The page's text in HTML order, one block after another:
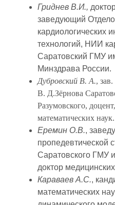
Гриднев В.И.,
заведующий
кардиологических
технологий, НИИ
Саратовский ГМУ
Минздрава
Дубровский В. А.,
В. Д.Зёрнова
Разумовского,
математических наук.
Еремин О.В.,
пропедевтической
Саратовского ГМУ
доктор
Караваев А.С.,
математических